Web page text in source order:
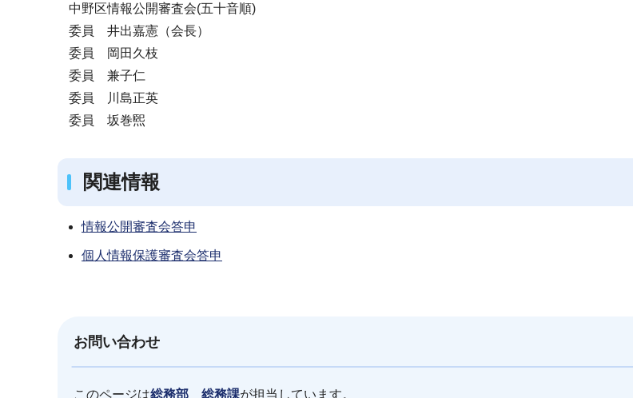
中野区情報公開審査会(五十音順)
委員 井出嘉憲（会長）
委員 岡田久枝
委員 兼子仁
委員 川島正英
委員 坂巻煕
関連情報
情報公開審査会答申
個人情報保護審査会答申
お問い合わせ
このページは総務部 総務課が担当しています。